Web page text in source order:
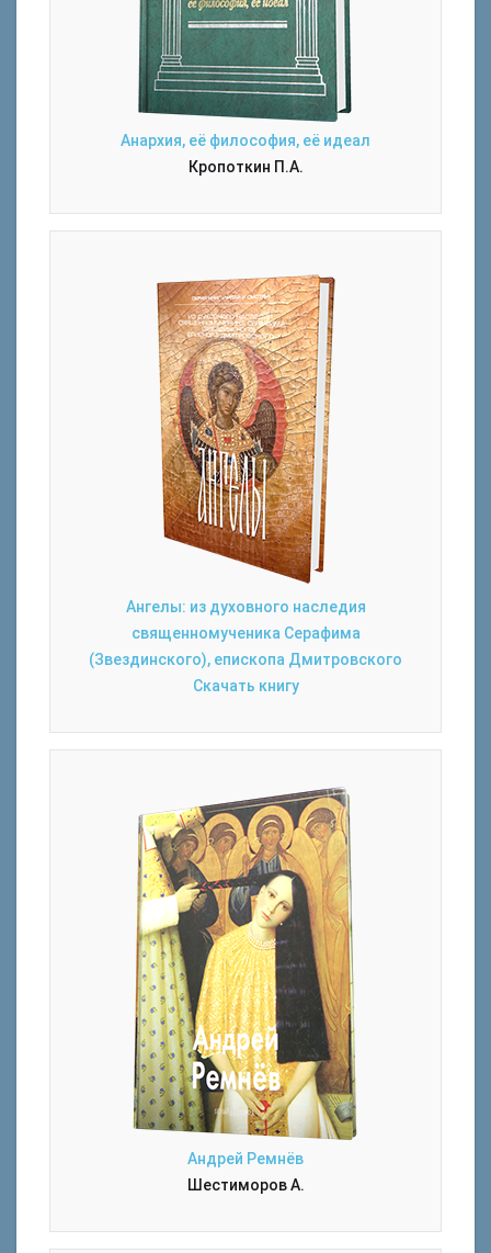
Анархия, её философия, её идеал
Кропоткин П.А.
Ангелы: из духовного наследия
священномученика Серафима
(Звездинского), епископа Дмитровского
Скачать книгу
Андрей Ремнёв
Шестиморов А.